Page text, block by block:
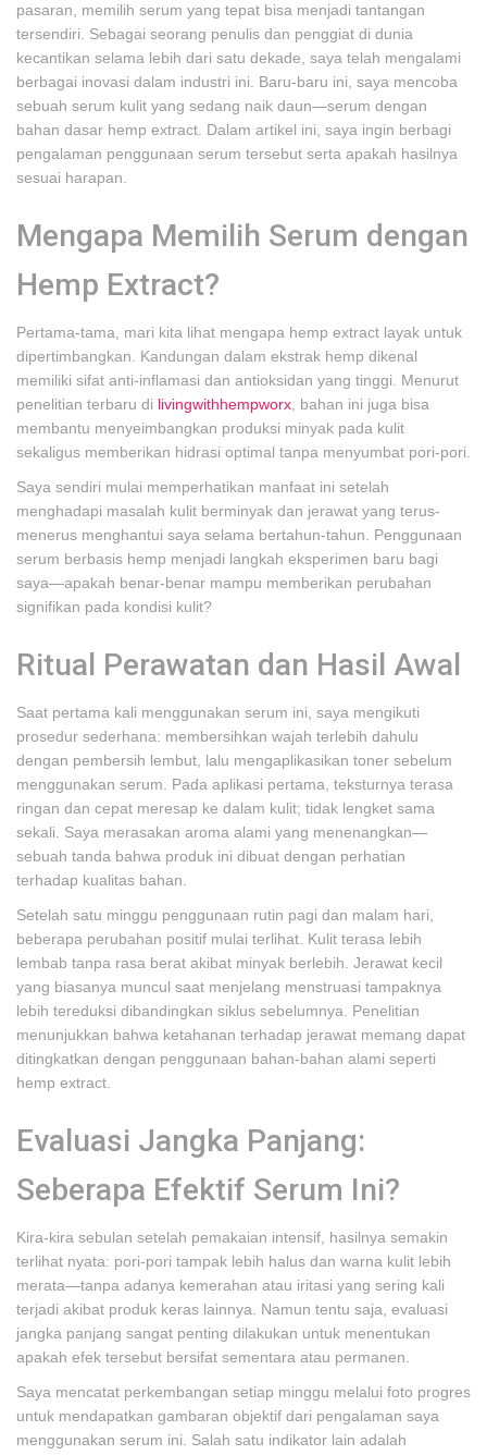
pasaran, memilih serum yang tepat bisa menjadi tantangan
tersendiri. Sebagai seorang penulis dan penggiat di dunia
kecantikan selama lebih dari satu dekade, saya telah mengalami
berbagai inovasi dalam industri ini. Baru-baru ini, saya mencoba
sebuah serum kulit yang sedang naik daun—serum dengan
bahan dasar hemp extract. Dalam artikel ini, saya ingin berbagi
pengalaman penggunaan serum tersebut serta apakah hasilnya
sesuai harapan.
Mengapa Memilih Serum dengan
Hemp Extract?
Pertama-tama, mari kita lihat mengapa hemp extract layak untuk
dipertimbangkan. Kandungan dalam ekstrak hemp dikenal
memiliki sifat anti-inflamasi dan antioksidan yang tinggi. Menurut
penelitian terbaru di livingwithhempworx , bahan ini juga bisa
membantu menyeimbangkan produksi minyak pada kulit
sekaligus memberikan hidrasi optimal tanpa menyumbat pori-pori.
Saya sendiri mulai memperhatikan manfaat ini setelah
menghadapi masalah kulit berminyak dan jerawat yang terus-
menerus menghantui saya selama bertahun-tahun. Penggunaan
serum berbasis hemp menjadi langkah eksperimen baru bagi
saya—apakah benar-benar mampu memberikan perubahan
signifikan pada kondisi kulit?
Ritual Perawatan dan Hasil Awal
Saat pertama kali menggunakan serum ini, saya mengikuti
prosedur sederhana: membersihkan wajah terlebih dahulu
dengan pembersih lembut, lalu mengaplikasikan toner sebelum
menggunakan serum. Pada aplikasi pertama, teksturnya terasa
ringan dan cepat meresap ke dalam kulit; tidak lengket sama
sekali. Saya merasakan aroma alami yang menenangkan—
sebuah tanda bahwa produk ini dibuat dengan perhatian
terhadap kualitas bahan.
Setelah satu minggu penggunaan rutin pagi dan malam hari,
beberapa perubahan positif mulai terlihat. Kulit terasa lebih
lembab tanpa rasa berat akibat minyak berlebih. Jerawat kecil
yang biasanya muncul saat menjelang menstruasi tampaknya
lebih tereduksi dibandingkan siklus sebelumnya. Penelitian
menunjukkan bahwa ketahanan terhadap jerawat memang dapat
ditingkatkan dengan penggunaan bahan-bahan alami seperti
hemp extract.
Evaluasi Jangka Panjang:
Seberapa Efektif Serum Ini?
Kira-kira sebulan setelah pemakaian intensif, hasilnya semakin
terlihat nyata: pori-pori tampak lebih halus dan warna kulit lebih
merata—tanpa adanya kemerahan atau iritasi yang sering kali
terjadi akibat produk keras lainnya. Namun tentu saja, evaluasi
jangka panjang sangat penting dilakukan untuk menentukan
apakah efek tersebut bersifat sementara atau permanen.
Saya mencatat perkembangan setiap minggu melalui foto progres
untuk mendapatkan gambaran objektif dari pengalaman saya
menggunakan serum ini. Salah satu indikator lain adalah